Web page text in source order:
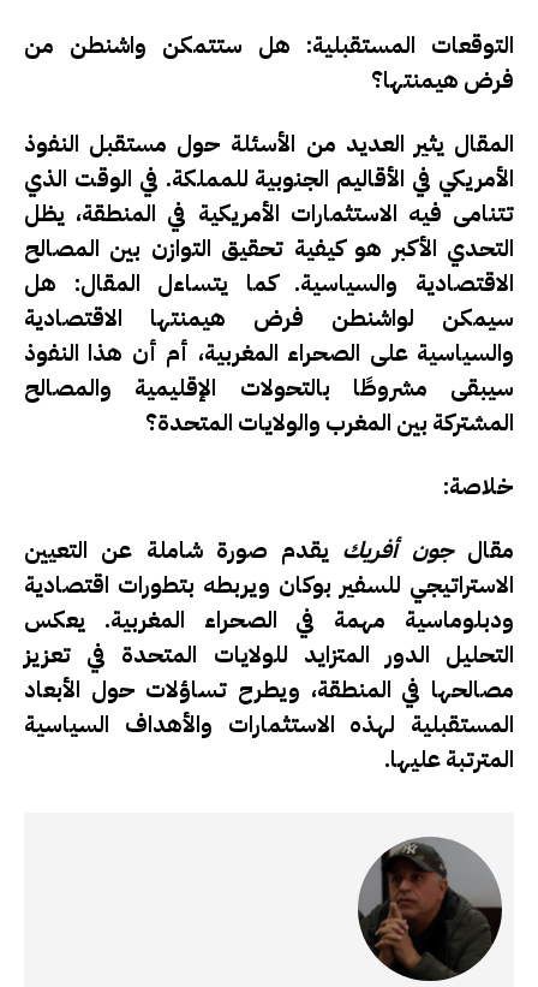
التوقعات المستقبلية: هل ستتمكن واشنطن من
فرض هيمنتها؟
المقال يثير العديد من الأسئلة حول مستقبل النفوذ
الأمريكي في الأقاليم الجنوبية للمملكة. في الوقت الذي
تتنامى فيه الاستثمارات الأمريكية في المنطقة، يظل
التحدي الأكبر هو كيفية تحقيق التوازن بين المصالح
الاقتصادية والسياسية. كما يتساءل المقال: هل
سيمكن لواشنطن فرض هيمنتها الاقتصادية
والسياسية على الصحراء المغربية، أم أن هذا النفوذ
سيبقى مشروطًا بالتحولات الإقليمية والمصالح
المشتركة بين المغرب والولايات المتحدة؟
خلاصة:
مقالجون أفريك يقدم صورة شاملة عن التعيين
الاستراتيجي للسفير بوكان ويربطه بتطورات اقتصادية
ودبلوماسية مهمة في الصحراء المغربية. يعكس
التحليل الدور المتزايد للولايات المتحدة في تعزيز
مصالحها في المنطقة، ويطرح تساؤلات حول الأبعاد
المستقبلية لهذه الاستثمارات والأهداف السياسية
المترتبة عليها.